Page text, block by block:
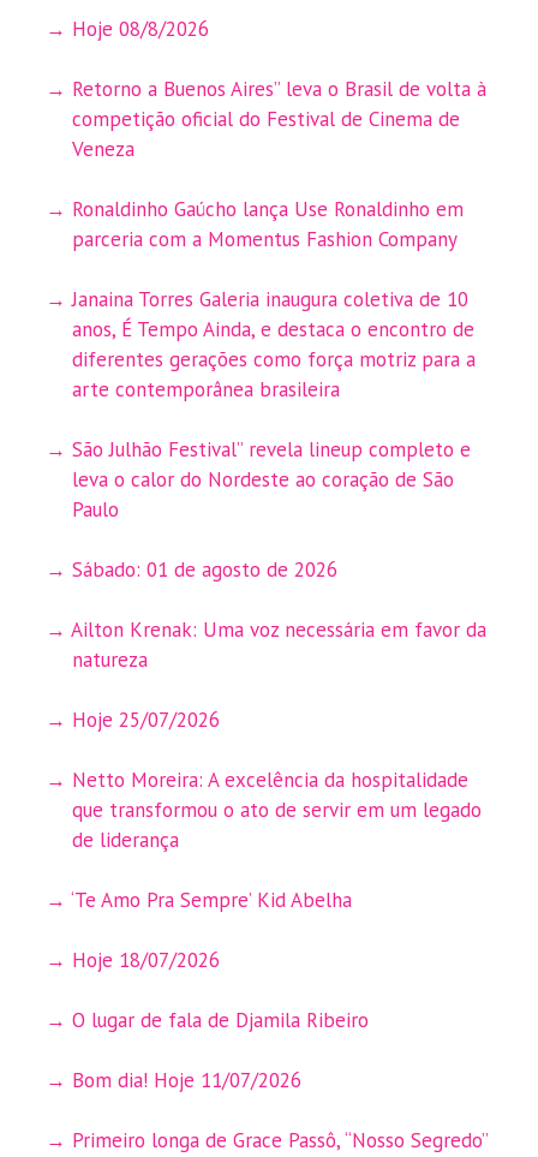
Hoje 08/8/2026
Retorno a Buenos Aires” leva o Brasil de volta à
competição oficial do Festival de Cinema de
Veneza
Ronaldinho Gaúcho lança Use Ronaldinho em
parceria com a Momentus Fashion Company
Janaina Torres Galeria inaugura coletiva de 10
anos, É Tempo Ainda, e destaca o encontro de
diferentes gerações como força motriz para a
arte contemporânea brasileira
São Julhão Festival” revela lineup completo e
leva o calor do Nordeste ao coração de São
Paulo
Sábado: 01 de agosto de 2026
Ailton Krenak: Uma voz necessária em favor da
natureza
Hoje 25/07/2026
Netto Moreira: A excelência da hospitalidade
que transformou o ato de servir em um legado
de liderança
‘Te Amo Pra Sempre’ Kid Abelha
Hoje 18/07/2026
O lugar de fala de Djamila Ribeiro
Bom dia! Hoje 11/07/2026
Primeiro longa de Grace Passô, “Nosso Segredo”